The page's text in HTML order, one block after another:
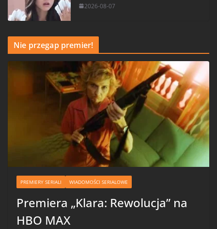
2026-08-07
Nie przegap premier!
PREMIERY SERIALI WIADOMOŚCI SERIALOWE
Premiera „Klara: Rewolucja” na
HBO MAX